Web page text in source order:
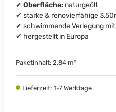
✔ Oberfläche: naturgeölt
✔ starke & renovierfähige
✔ schwimmende Verlegung
✔ hergestellt in Europa
Paketinhalt: 2,84 m²
Lieferzeit: 1-7 Werktage